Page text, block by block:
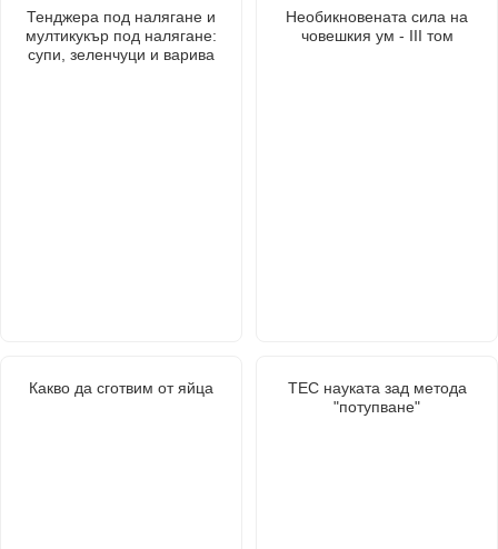
Тенджера под налягане и
мултикукър под налягане:
супи, зеленчуци и варива
Необикновената сила на
човешкия ум - III том
Какво да сготвим от яйца
ТЕС науката зад метода
"потупване"